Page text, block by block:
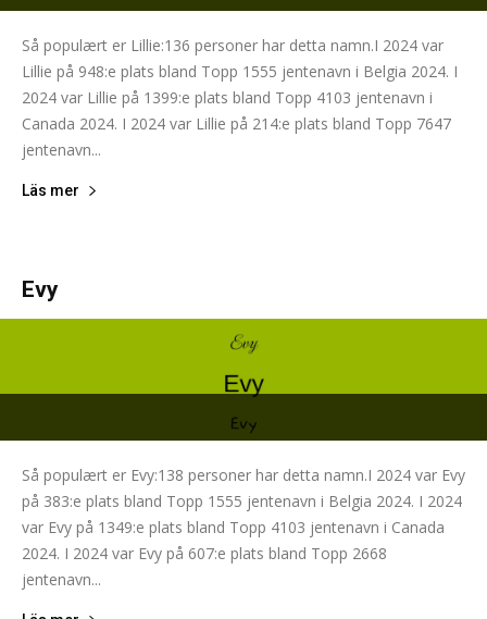
Så populært er Lillie:136 personer har detta namn.I 2024 var
Lillie på 948:e plats bland Topp 1555 jentenavn i Belgia 2024. I
2024 var Lillie på 1399:e plats bland Topp 4103 jentenavn i
Canada 2024. I 2024 var Lillie på 214:e plats bland Topp 7647
jentenavn...
Läs mer
Evy
Så populært er Evy:138 personer har detta namn.I 2024 var Evy
på 383:e plats bland Topp 1555 jentenavn i Belgia 2024. I 2024
var Evy på 1349:e plats bland Topp 4103 jentenavn i Canada
2024. I 2024 var Evy på 607:e plats bland Topp 2668
jentenavn...